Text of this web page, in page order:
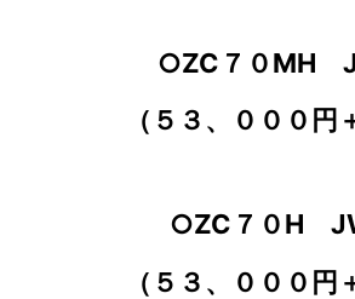
○ZC７０MH
（５３、０００円
○ZC７０H
（５３、０００円